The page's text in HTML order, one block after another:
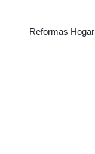
Reformas Hogar